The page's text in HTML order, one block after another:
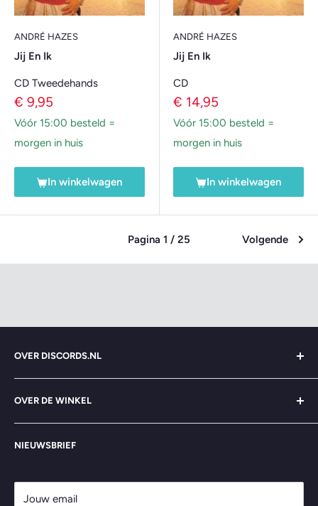
ANDRÉ HAZES
Jij En Ik
CD Tweedehands
Verkoopprijs
€ 9,95
Vóór 15:00 besteld =
morgen in huis
In winkelwagen
ANDRÉ HAZES
Jij En Ik
CD
Verkoopprijs
€ 14,95
Vóór 15:00 besteld =
morgen in huis
In winkelwagen
Pagina 1 / 25 Volgende
OVER DISCORDS.NL
Zoeken
Over ons
Contact
Veelgestelde vragen
Privacybeleid
OVER DE WINKEL
Openingstijden
NIEUWSBRIEF
Jouw email